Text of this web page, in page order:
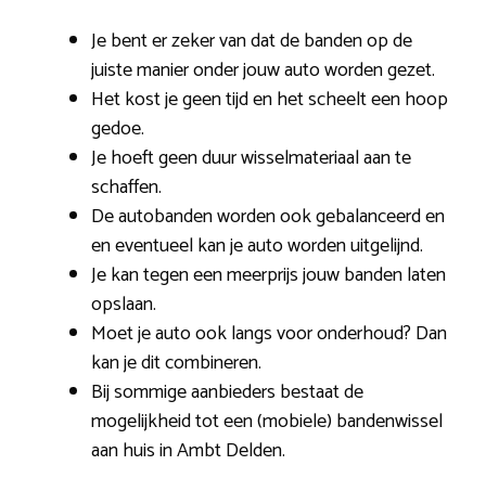
Je bent er zeker van dat de banden op de
juiste manier onder jouw auto worden gezet.
Het kost je geen tijd en het scheelt een hoop
gedoe.
Je hoeft geen duur wisselmateriaal aan te
schaffen.
De autobanden worden ook gebalanceerd en
en eventueel kan je auto worden uitgelijnd.
Je kan tegen een meerprijs jouw banden laten
opslaan.
Moet je auto ook langs voor onderhoud? Dan
kan je dit combineren.
Bij sommige aanbieders bestaat de
mogelijkheid tot een (mobiele) bandenwissel
aan huis in Ambt Delden.